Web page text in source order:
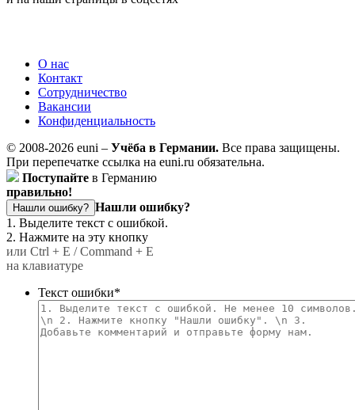
О нас
Контакт
Сотрудничество
Вакансии
Конфиденциальность
© 2008-2026 euni – Учёба в Германии. Все права защищены.
При перепечатке ссылка на euni.ru обязательна.
Поступайте в Германию
правильно!
Нашли ошибку? Нашли ошибку?
1. Выделите текст с ошибкой.
2. Нажмите на эту кнопку
или Ctrl + E / Command + E
на клавиатуре
Текст ошибки*